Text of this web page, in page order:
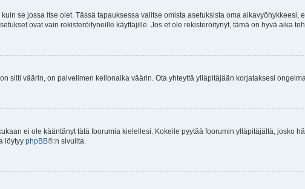
se jossa itse olet. Tässä tapauksessa valitse omista asetuksista oma aikavyöhykkeesi,
ovat vain rekisteröityneille käyttäjille. Jos et ole rekisteröitynyt, tämä on hyvä aika
silti väärin, on palvelimen kellonaika väärin. Ota yhteyttä ylläpitäjään korjataksesi
ei ole kääntänyt tätä foorumia kielellesi. Kokeile pyytää foorumin ylläpitäjältä, josko
löytyy phpBB®:n sivuilta.